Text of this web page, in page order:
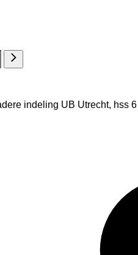
indeling UB Utrecht, hss